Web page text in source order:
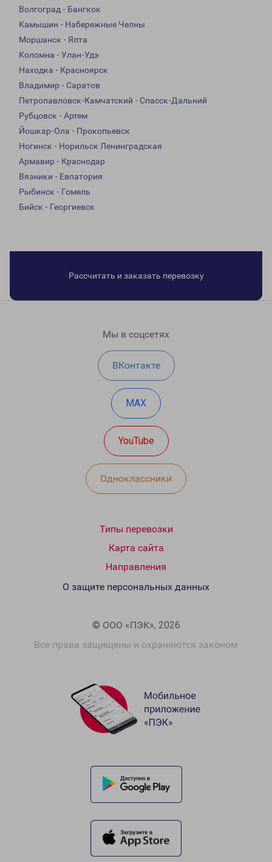
Волгоград - Бангкок
Камышин - Набережные Челны
Моршанск - Ялта
Коломна - Улан-Удэ
Находка - Красноярск
Владимир - Саратов
Петропавловск-Камчатский - Спасск-Дальний
Рубцовск - Артем
Йошкар-Ола - Прокопьевск
Ногинск - Норильск Ленинградская
Армавир - Краснодар
Вязники - Евпатория
Рыбинск - Гомель
Бийск - Георгиевск
Рассчитать и заказать перевозку
Мы в соцсетях
ВКонтакте
MAX
YouTube
Одноклассники
Типы перевозки
Карта сайта
Направления
© ООО «ПЭК», 2026
Все права защищены и охраняются законом
О защите персональных данных